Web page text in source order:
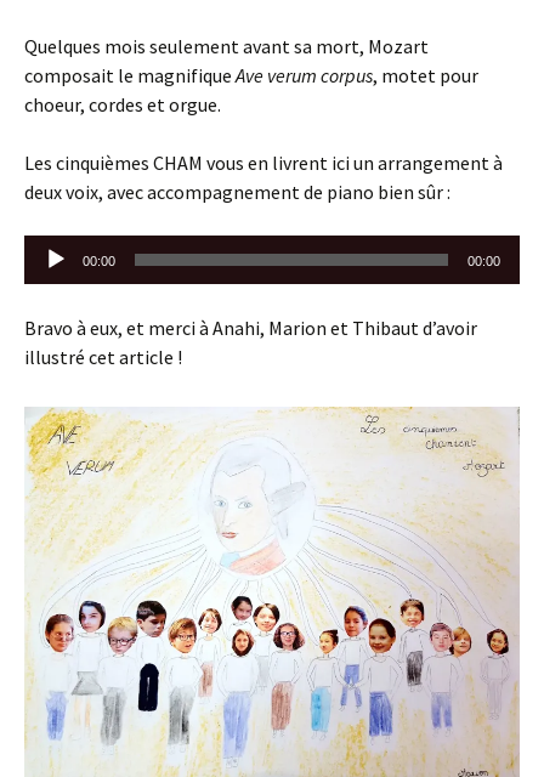
Quelques mois seulement avant sa mort, Mozart
composait le magnifiqueAve verum corpus, motet pour
choeur, cordes et orgue.
Les cinquièmes CHAM vous en livrent ici un arrangement à
deux voix, avec accompagnement de piano bien sûr :
Lecteur
audio
00:00 00:00
Bravo à eux, et merci à Anahi, Marion et Thibaut d’avoir
illustré cet article !